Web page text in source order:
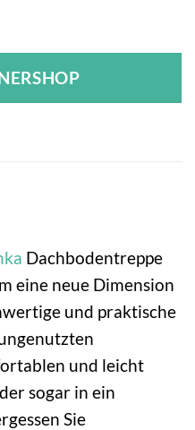
Dachbodentreppe
eine neue Dimension
und praktische
und leicht
sogar in ein
Sie